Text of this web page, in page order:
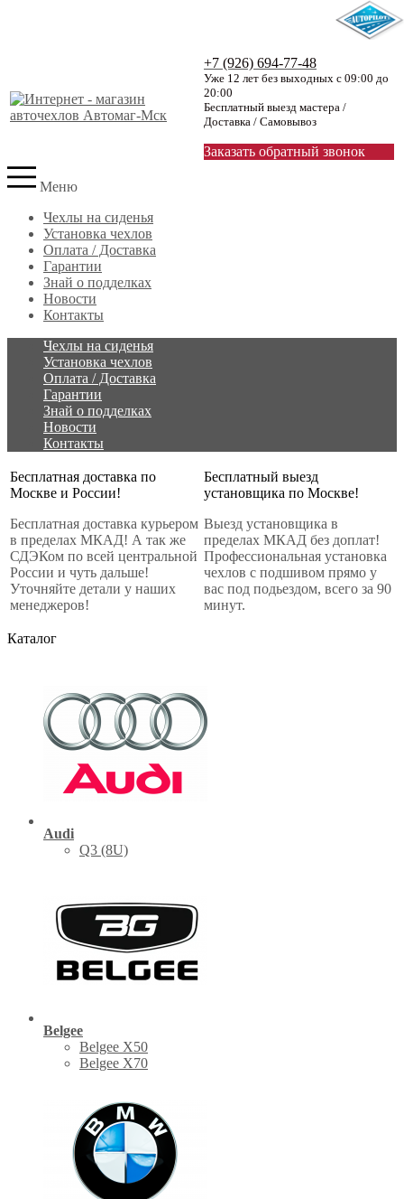
+7 (926) 694-77-48
Уже 12 лет без выходных с 09:00 до
20:00
Бесплатный выезд мастера /
Доставка / Самовывоз
Заказать обратный звонок
Меню
Чехлы на сиденья
Установка чехлов
Оплата / Доставка
Гарантии
Знай о подделках
Новости
Контакты
Чехлы на сиденья
Установка чехлов
Оплата / Доставка
Гарантии
Знай о подделках
Новости
Контакты
Бесплатная доставка по
Москве и России!
Бесплатная доставка курьером
в пределах МКАД! А так же
СДЭКом по всей центральной
России и чуть дальше!
Уточняйте детали у наших
менеджеров!
Бесплатный выезд
установщика по Москве!
Выезд установщика в
пределах МКАД без доплат!
Профессиональная установка
чехлов с подшивом прямо у
вас под подьездом, всего за 90
минут.
Каталог
Audi
Q3 (8U)
Belgee
Belgee X50
Belgee X70